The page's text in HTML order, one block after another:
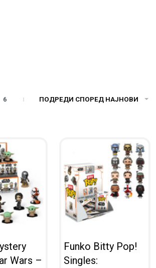
6 ПОДРЕДИ СПОРЕД НАЈНОВИ
Wars –
Funko Bitty Pop!
Singles: